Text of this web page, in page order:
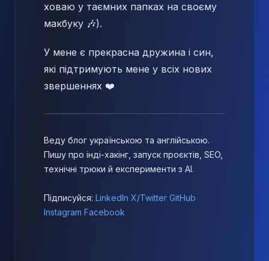
ховаю у таємних папках на своєму
макбуку 🎶).
У мене є прекрасна дружина і син,
які підтримують мене у всіх нових
звершеннях ❤️
Веду блог українською та англійською.
Пишу про інді-хакінг, запуск проєктів, SEO,
технічні трюки й експерименти з AI.
Підписуйся: LinkedIn X/Twitter GitHub
Instagram Facebook